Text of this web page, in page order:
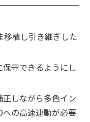
移植し引き継ぎした
守できるようにし
しながら多色イン
への高速連動が必要